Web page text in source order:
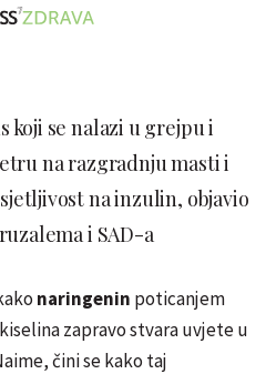
koji se nalazi u grejpu i
na razgradnju masti i
na inzulin, objavio
i SAD-a
naringenin poticanjem
zapravo stvara uvjete u
čini se kako taj